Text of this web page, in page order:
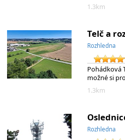
1.3km
Telč a
Rozhledna
Pohádková
možné si
1.3km
Rozhledna